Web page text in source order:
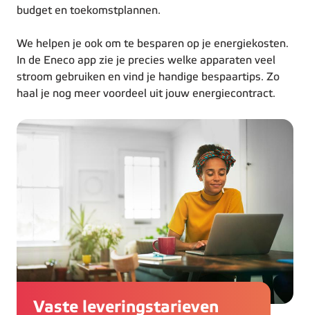
budget en toekomstplannen.
We helpen je ook om te besparen op je energiekosten.
In de Eneco app zie je precies welke apparaten veel
stroom gebruiken en vind je handige bespaartips. Zo
haal je nog meer voordeel uit jouw energiecontract.
Vaste leveringstarieven